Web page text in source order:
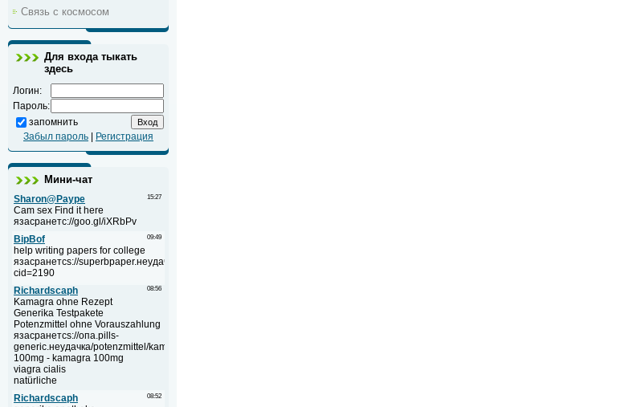
Связь с космосом
Для входа тыкать
здесь
Логин:
Пароль:
запомнить
Забыл пароль
Регистрация
Мини-чат